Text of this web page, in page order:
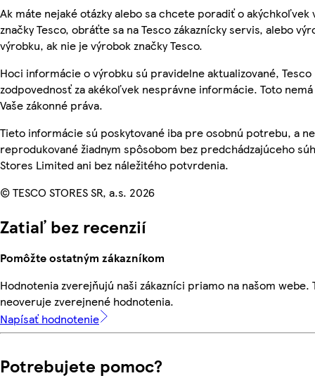
Ak máte nejaké otázky alebo sa chcete poradiť o akýchkoľvek
značky Tesco, obráťte sa na Tesco zákaznícky servis, alebo
výrobku, ak nie je výrobok značky Tesco.
Hoci informácie o výrobku sú pravidelne aktualizované, Tesco
zodpovednosť za akékoľvek nesprávne informácie. Toto
Vaše zákonné práva.
Tieto informácie sú poskytované iba pre osobnú potrebu, a
reprodukované žiadnym spôsobom bez predchádzajúceho
Stores Limited ani bez náležitého potvrdenia.
© TESCO STORES SR, a.s. 2026
Zatiaľ bez recenzií
Pomôžte ostatným zákazníkom
Hodnotenia zverejňujú naši zákazníci priamo na našom webe.
neoveruje zverejnené hodnotenia.
Napísať hodnotenie
Potrebujete pomoc?